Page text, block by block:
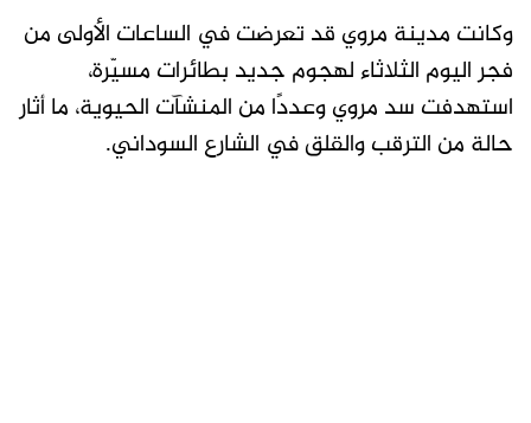
وكانت مدينة مروي قد تعرضت في الساعات الأولى من
فجر اليوم الثلاثاء لهجوم جديد بطائرات مسيّرة،
استهدفت سد مروي وعددًا من المنشآت الحيوية، ما أثار
حالة من الترقب والقلق في الشارع السوداني.